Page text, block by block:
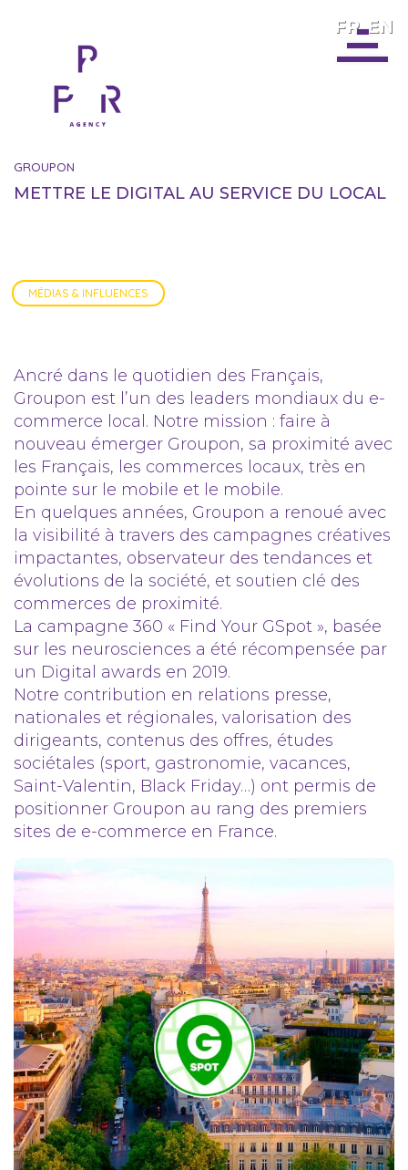
FR EN
GROUPON
METTRE LE DIGITAL AU SERVICE DU LOCAL
MÉDIAS & INFLUENCES
Ancré dans le quotidien des Français,
Groupon est l’un des leaders mondiaux du e-
commerce local. Notre mission : faire à
nouveau émerger Groupon, sa proximité avec
les Français, les commerces locaux, très en
pointe sur le mobile et le mobile.
En quelques années, Groupon a renoué avec
la visibilité à travers des campagnes créatives
impactantes, observateur des tendances et
évolutions de la société, et soutien clé des
commerces de proximité.
La campagne 360 « Find Your GSpot », basée
sur les neurosciences a été récompensée par
un Digital awards en 2019.
Notre contribution en relations presse,
nationales et régionales, valorisation des
dirigeants, contenus des offres, études
sociétales (sport, gastronomie, vacances,
Saint-Valentin, Black Friday…) ont permis de
positionner Groupon au rang des premiers
sites de e-commerce en France.